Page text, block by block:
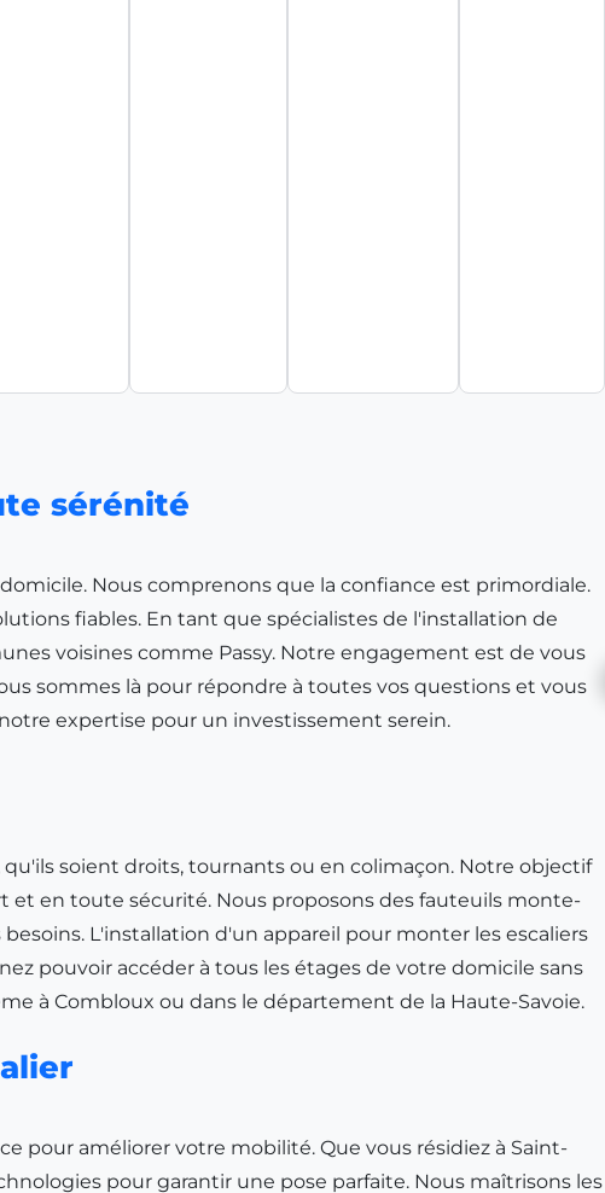
sérénité
Nous comprenons que la confiance est primordiale.
fiables. En tant que spécialistes de l'installation de
voisines comme Passy. Notre engagement est de vous
sommes là pour répondre à toutes vos questions et vous
expertise pour un investissement serein.
soient droits, tournants ou en colimaçon. Notre objectif
et en toute sécurité. Nous proposons des fauteuils monte-
L'installation d'un appareil pour monter les escaliers
pouvoir accéder à tous les étages de votre domicile sans
à Combloux ou dans le département de la Haute-Savoie.
pour améliorer votre mobilité. Que vous résidiez à Saint-
pour garantir une pose parfaite. Nous maîtrisons les